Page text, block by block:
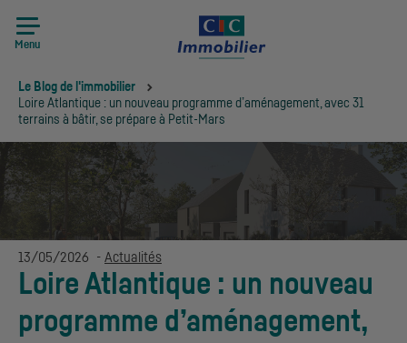
Menu
Vous êtes ici:
Le Blog de l'immobilier
Loire Atlantique : un nouveau programme d’aménagement, avec 31
terrains à bâtir, se prépare à Petit-Mars
13/05/2026 - Actualités
Loire Atlantique : un nouveau
programme d’aménagement,